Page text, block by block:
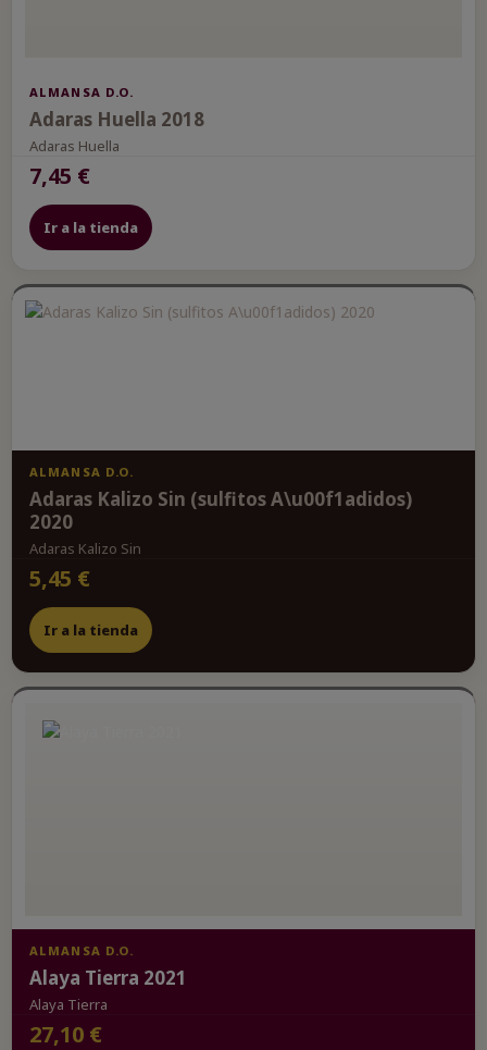
ALMANSA D.O.
Adaras Huella 2018
Adaras Huella
7,45 €
Ir a la tienda
ALMANSA D.O.
Adaras Kalizo Sin (sulfitos A\u00f1adidos)
2020
Adaras Kalizo Sin
5,45 €
Ir a la tienda
ALMANSA D.O.
Alaya Tierra 2021
Alaya Tierra
27,10 €